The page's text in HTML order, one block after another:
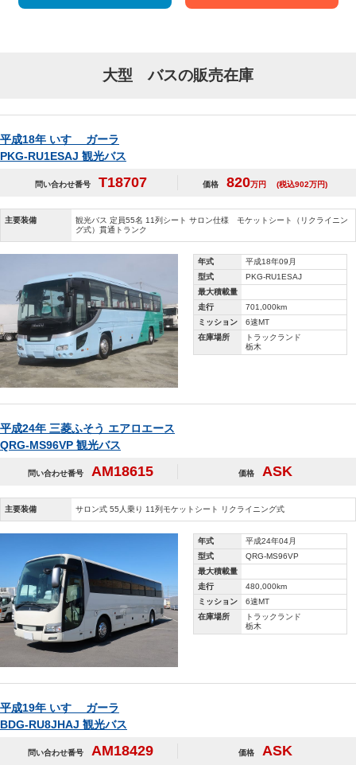
大型 バスの販売在庫
平成18年 いすゞ ガーラ
PKG-RU1ESAJ 観光バス
問い合わせ番号 T18707 価格 820万円 (税込902万円)
主要装備
観光バス 定員55名 11列シート サロン仕様 モケットシート（リクライニン
グ式）貫通トランク
年式
平成18年09月
型式
PKG-RU1ESAJ
最大積載量
走行
701,000km
ミッション
6速MT
在庫場所
トラックランド
栃木
平成24年 三菱ふそう エアロエース
QRG-MS96VP 観光バス
問い合わせ番号 AM18615 価格 ASK
主要装備 サロン式 55人乗り 11列モケットシート リクライニング式
年式
平成24年04月
型式
QRG-MS96VP
最大積載量
走行
480,000km
ミッション
6速MT
在庫場所
トラックランド
栃木
平成19年 いすゞ ガーラ
BDG-RU8JHAJ 観光バス
問い合わせ番号 AM18429 価格 ASK